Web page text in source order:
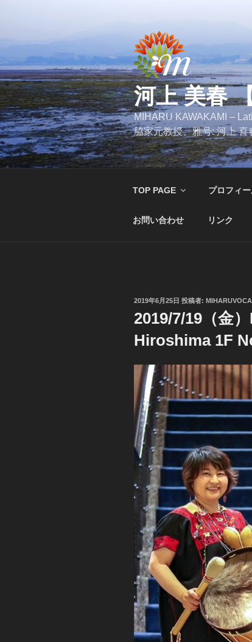
ツ
へ
ス
キ
ッ
プ
河上 美春
MIHARU KAWAKAMI –
脇家元教授、雅号: 河上 喜
TOP PAGE プロフィ
お問い合わせ リンク
投
日:
2019年6月25日 投稿者:
2019/7/19（金
Hiroshima 1F